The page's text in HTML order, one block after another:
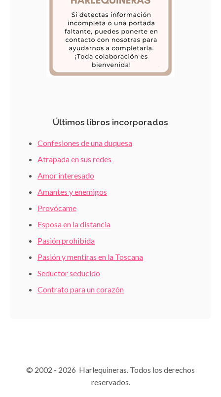
Últimos libros incorporados
Confesiones de una duquesa
Atrapada en sus redes
Amor interesado
Amantes y enemigos
Provócame
Esposa en la distancia
Pasión prohibida
Pasión y mentiras en la Toscana
Seductor seducido
Contrato para un corazón
© 2002 - 2026 Harlequineras. Todos los derechos
reservados.